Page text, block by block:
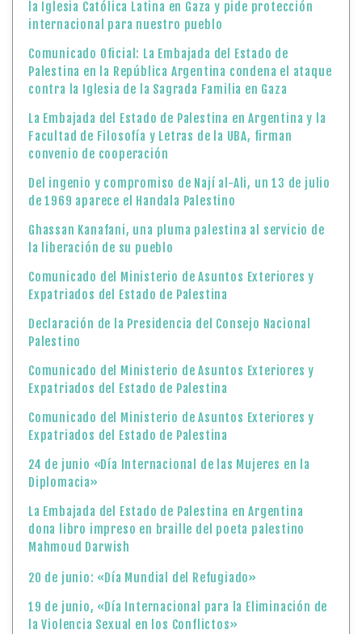
la Iglesia Católica Latina en Gaza y pide protección
internacional para nuestro pueblo
Comunicado Oficial: La Embajada del Estado de
Palestina en la República Argentina condena el ataque
contra la Iglesia de la Sagrada Familia en Gaza
La Embajada del Estado de Palestina en Argentina y la
Facultad de Filosofía y Letras de la UBA, firman
convenio de cooperación
Del ingenio y compromiso de Nají al-Ali, un 13 de julio
de 1969 aparece el Handala Palestino
Ghassan Kanafani, una pluma palestina al servicio de
la liberación de su pueblo
Comunicado del Ministerio de Asuntos Exteriores y
Expatriados del Estado de Palestina
Declaración de la Presidencia del Consejo Nacional
Palestino
Comunicado del Ministerio de Asuntos Exteriores y
Expatriados del Estado de Palestina
Comunicado del Ministerio de Asuntos Exteriores y
Expatriados del Estado de Palestina
24 de junio «Día Internacional de las Mujeres en la
Diplomacia»
La Embajada del Estado de Palestina en Argentina
dona libro impreso en braille del poeta palestino
Mahmoud Darwish
20 de junio: «Día Mundial del Refugiado»
19 de junio, «Día Internacional para la Eliminación de
la Violencia Sexual en los Conflictos»